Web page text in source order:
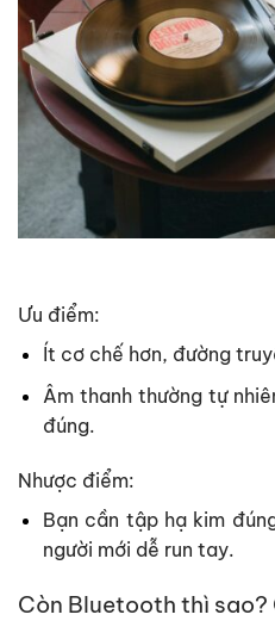
Ưu điểm:
Ít cơ chế hơn, đường
Âm thanh thường tự
đúng.
Nhược điểm:
Bạn cần tập hạ kim
người mới dễ run tay.
Còn Bluetooth thì sao?